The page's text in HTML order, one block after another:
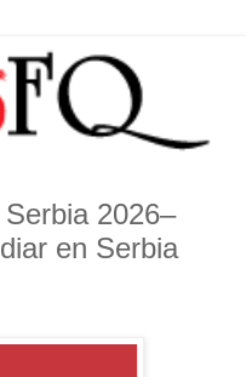
2026–
en Serbia